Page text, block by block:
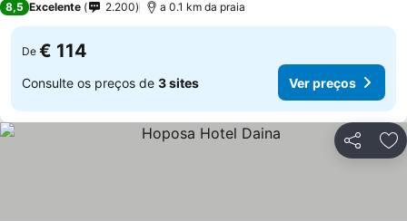
8,5 Excelente 2.200 a 0.1 km da praia
De € 114
Consulte os preços de 3 sites Ver preços
Partilhar